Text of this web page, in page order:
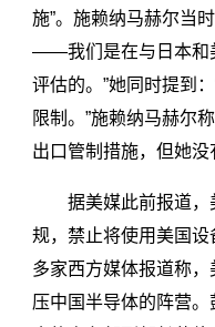
施”。施赖纳马赫尔当
——我们是在与日本和
评估的。”她同时提到
限制。”施赖纳马赫尔
出口管制措施，但她没
据美媒此前报道
规，禁止将使用美国设
多家西方媒体报道称
压中国半导体的阵营